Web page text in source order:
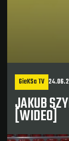
GieKSa TV
JAKUB
[WIDEO]